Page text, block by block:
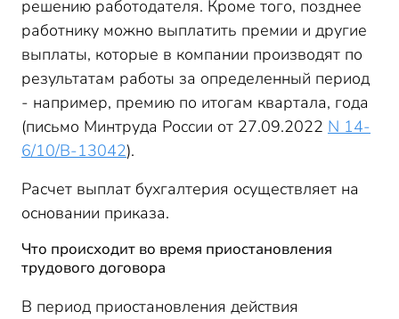
решению работодателя. Кроме того, позднее
работнику можно выплатить премии и другие
выплаты, которые в компании производят по
результатам работы за определенный период
- например, премию по итогам квартала, года
(письмо Минтруда России от 27.09.2022 N 14-
6/10/В-13042).
Расчет выплат бухгалтерия осуществляет на
основании приказа.
Что происходит во время приостановления
трудового договора
В период приостановления действия